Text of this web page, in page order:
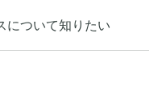
について知りたい